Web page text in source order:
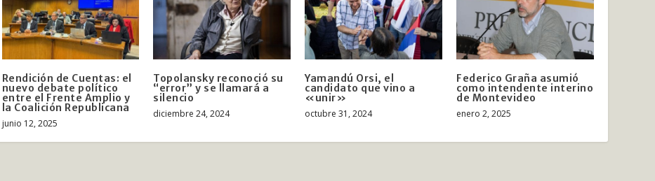
Rendición de Cuentas: el
nuevo debate político
entre el Frente Amplio y
la Coalición Republicana
junio 12, 2025
Topolansky reconoció su
“error” y se llamará a
silencio
diciembre 24, 2024
Yamandú Orsi, el
candidato que vino a
«unir»
octubre 31, 2024
Federico Graña asumió
como intendente interino
de Montevideo
enero 2, 2025